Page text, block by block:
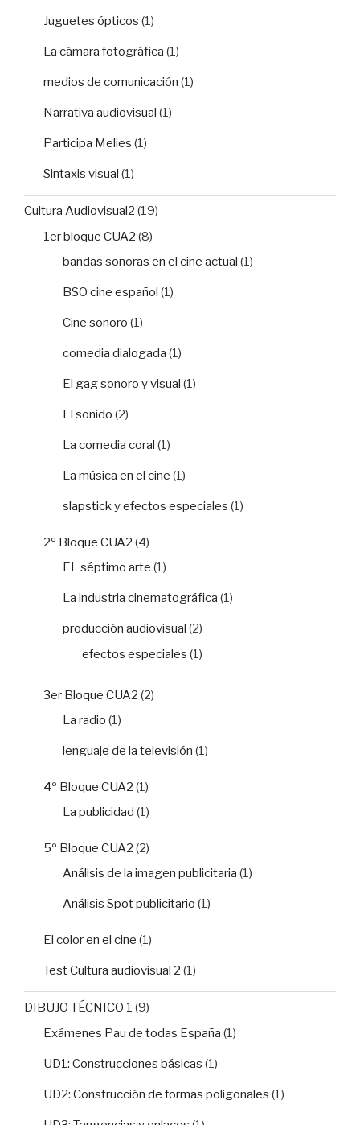
Juguetes ópticos (1)
La cámara fotográfica (1)
medios de comunicación (1)
Narrativa audiovisual (1)
Participa Melies (1)
Sintaxis visual (1)
Cultura Audiovisual2 (19)
1er bloque CUA2 (8)
bandas sonoras en el cine actual (1)
BSO cine español (1)
Cine sonoro (1)
comedia dialogada (1)
El gag sonoro y visual (1)
El sonido (2)
La comedia coral (1)
La música en el cine (1)
slapstick y efectos especiales (1)
2º Bloque CUA2 (4)
EL séptimo arte (1)
La industria cinematográfica (1)
producción audiovisual (2)
efectos especiales (1)
3er Bloque CUA2 (2)
La radio (1)
lenguaje de la televisión (1)
4º Bloque CUA2 (1)
La publicidad (1)
5º Bloque CUA2 (2)
Análisis de la imagen publicitaria (1)
Análisis Spot publicitario (1)
El color en el cine (1)
Test Cultura audiovisual 2 (1)
DIBUJO TÉCNICO 1 (9)
Exámenes Pau de todas España (1)
UD1: Construcciones básicas (1)
UD2: Construcción de formas poligonales (1)